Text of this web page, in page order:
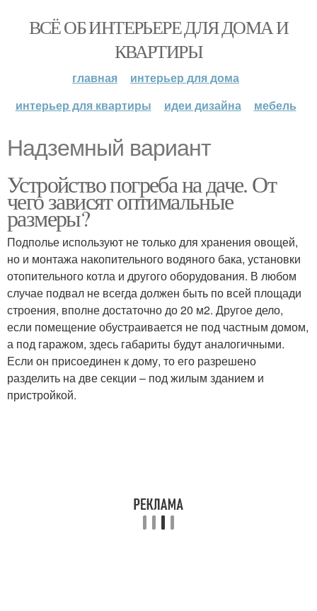
ВСЁ ОБ ИНТЕРЬЕРЕ ДЛЯ ДОМА И
КВАРТИРЫ
главная
интерьер для дома
интерьер для квартиры
идеи дизайна мебель
Надземный вариант
Устройство погреба на даче. От
чего зависят оптимальные
размеры?
Подполье используют не только для хранения овощей,
но и монтажа накопительного водяного бака, установки
отопительного котла и другого оборудования. В любом
случае подвал не всегда должен быть по всей площади
строения, вполне достаточно до 20 м2. Другое дело,
если помещение обустраивается не под частным домом,
а под гаражом, здесь габариты будут аналогичными.
Если он присоединен к дому, то его разрешено
разделить на две секции – под жилым зданием и
пристройкой.